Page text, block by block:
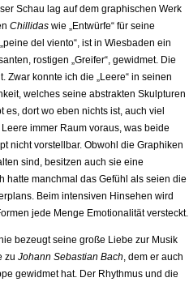
Schau lag auf dem graphischen Werk
Chillidas wie „Entwürfe“ für seine
del viento“, ist in Wiesbaden ein
rostigen „Greifer“, gewidmet. Die
Zwar konnte ich die „Leere“ in seinen
welches seine abstrakten Skulpturen
dort wo eben nichts ist, auch viel
immer Raum voraus, was beide
nicht vorstellbar. Obwohl die Graphiken
sind, besitzen auch sie eine
hatte manchmal das Gefühl als seien die
Beim intensiven Hinsehen wird
jede Menge Emotionalität versteckt.
bezeugt seine große Liebe zur Musik
zu Johann Sebastian Bach, dem er auch
gewidmet hat. Der Rhythmus und die